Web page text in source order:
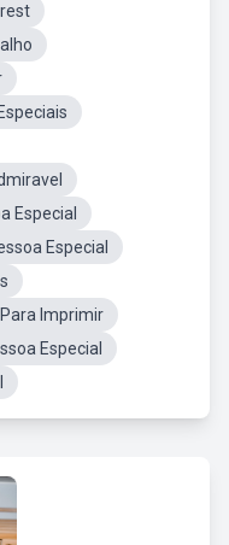
Especial
Especial
Imprimir
Especial